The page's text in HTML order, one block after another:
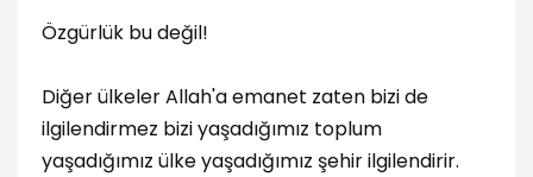
Özgürlük bu değil!
Diğer ülkeler Allah'a emanet zaten bizi de
ilgilendirmez bizi yaşadığımız toplum
yaşadığımız ülke yaşadığımız şehir ilgilendirir.